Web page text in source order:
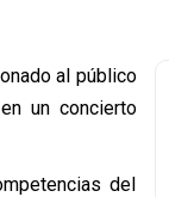
al público
un concierto
del